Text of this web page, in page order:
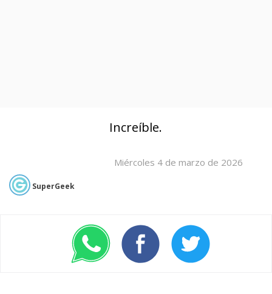
Increíble.
Miércoles 4 de marzo de 2026
SuperGeek